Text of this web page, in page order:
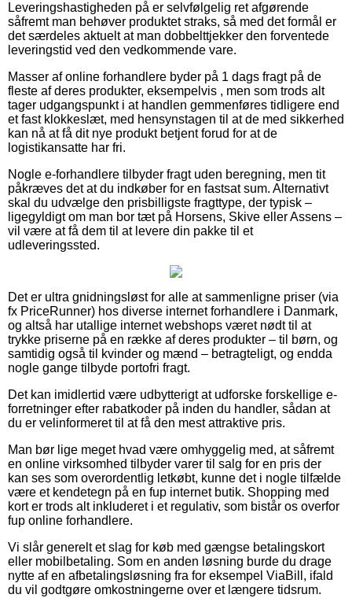
Leveringshastigheden på er selvfølgelig ret afgørende
såfremt man behøver produktet straks, så med det formål er
det særdeles aktuelt at man dobbelttjekker den forventede
leveringstid ved den vedkommende vare.
Masser af online forhandlere byder på 1 dags fragt på de
fleste af deres produkter, eksempelvis , men som trods alt
tager udgangspunkt i at handlen gemmenføres tidligere end
et fast klokkeslæt, med hensynstagen til at de med sikkerhed
kan nå at få dit nye produkt betjent forud for at de
logistikansatte har fri.
Nogle e-forhandlere tilbyder fragt uden beregning, men tit
påkræves det at du indkøber for en fastsat sum. Alternativt
skal du udvælge den prisbilligste fragttype, der typisk –
ligegyldigt om man bor tæt på Horsens, Skive eller Assens –
vil være at få dem til at levere din pakke til et
udleveringssted.
Det er ultra gnidningsløst for alle at sammenligne priser (via
fx PriceRunner) hos diverse internet forhandlere i Danmark,
og altså har utallige internet webshops været nødt til at
trykke priserne på en række af deres produkter – til børn, og
samtidig også til kvinder og mænd – betragteligt, og endda
nogle gange tilbyde portofri fragt.
Det kan imidlertid være udbytterigt at udforske forskellige e-
forretninger efter rabatkoder på inden du handler, sådan at
du er velinformeret til at få den mest attraktive pris.
Man bør lige meget hvad være omhyggelig med, at såfremt
en online virksomhed tilbyder varer til salg for en pris der
kan ses som overordentlig letkøbt, kunne det i nogle tilfælde
være et kendetegn på en fup internet butik. Shopping med
kort er trods alt inkluderet i et regulativ, som bistår os overfor
fup online forhandlere.
Vi slår generelt et slag for køb med gængse betalingskort
eller mobilbetaling. Som en anden løsning burde du drage
nytte af en afbetalingsløsning fra for eksempel ViaBill, ifald
du vil godtgøre omkostningerne over et længere tidsrum.